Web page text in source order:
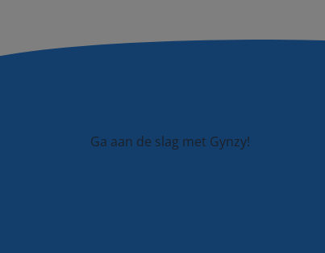
Ga aan de slag met Gynzy!